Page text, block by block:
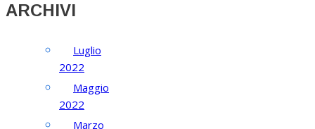
ARCHIVI
Luglio
2022
Maggio
2022
Marzo